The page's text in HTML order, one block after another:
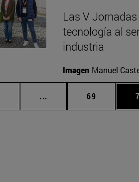
Las V
tecnología al
industria
Imagen Manuel
... Páginas intermedias
Página
69